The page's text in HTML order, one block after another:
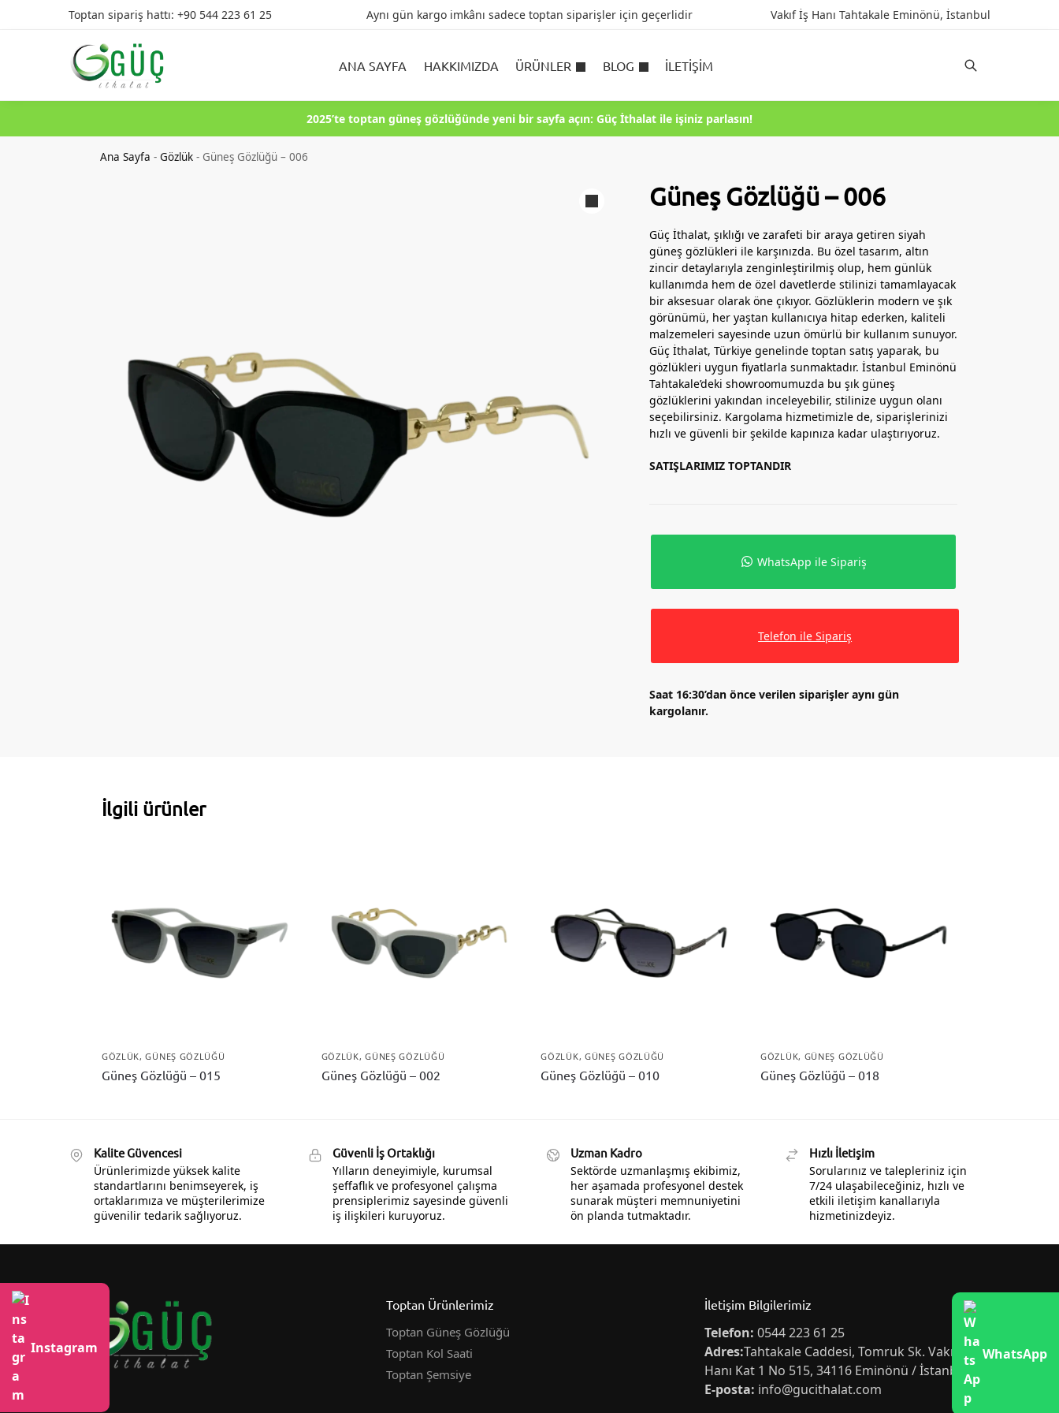
Toptan sipariş hattı: +90 544 223 61 25 Aynı gün kargo imkânı sadece toptan siparişler için geçerlidir Vakıf İş Hanı Tahtakale Eminönü, İstanbul
ANA SAYFA HAKKIMIZDA ÜRÜNLER BLOG İLETIŞIM
Ürün Arama
2025’te toptan güneş gözlüğünde yeni bir sayfa açın: Güç İthalat ile işiniz parlasın!
Ana Sayfa -Gözlük - Güneş Gözlüğü – 006
Güneş Gözlüğü – 006
Güç İthalat, şıklığı ve zarafeti bir araya getiren siyah
güneş gözlükleri ile karşınızda. Bu özel tasarım, altın
zincir detaylarıyla zenginleştirilmiş olup, hem günlük
kullanımda hem de özel davetlerde stilinizi tamamlayacak
bir aksesuar olarak öne çıkıyor. Gözlüklerin modern ve şık
görünümü, her yaştan kullanıcıya hitap ederken, kaliteli
malzemeleri sayesinde uzun ömürlü bir kullanım sunuyor.
Güç İthalat, Türkiye genelinde toptan satış yaparak, bu
gözlükleri uygun fiyatlarla sunmaktadır. İstanbul Eminönü
Tahtakale’deki showroomumuzda bu şık güneş
gözlüklerini yakından inceleyebilir, stilinize uygun olanı
seçebilirsiniz. Kargolama hizmetimizle de, siparişlerinizi
hızlı ve güvenli bir şekilde kapınıza kadar ulaştırıyoruz.
SATIŞLARIMIZ TOPTANDIR
WhatsApp ile Sipariş
Telefon ile Sipariş
Saat 16:30’dan önce verilen siparişler aynı gün
kargolanır.
İlgili ürünler
GÖZLÜK,GÜNEŞ GÖZLÜĞÜ
Güneş Gözlüğü – 015
GÖZLÜK,GÜNEŞ GÖZLÜĞÜ
Güneş Gözlüğü – 002
GÖZLÜK, GÜNEŞ GÖZLÜĞÜ
Güneş Gözlüğü – 010
GÖZLÜK, GÜNEŞ GÖZLÜĞÜ
Güneş Gözlüğü – 018
Kalite Güvencesi
Ürünlerimizde yüksek kalite
standartlarını benimseyerek, iş
ortaklarımıza ve müşterilerimize
güvenilir tedarik sağlıyoruz.
Güvenli İş Ortaklığı
Yılların deneyimiyle, kurumsal
şeffaflık ve profesyonel çalışma
prensiplerimiz sayesinde güvenli
iş ilişkileri kuruyoruz.
Uzman Kadro
Sektörde uzmanlaşmış ekibimiz,
her aşamada profesyonel destek
sunarak müşteri memnuniyetini
ön planda tutmaktadır.
Hızlı İletişim
Sorularınız ve talepleriniz için
7/24 ulaşabileceğiniz, hızlı ve
etkili iletişim kanallarıyla
hizmetinizdeyiz.
Toptan Ürünlerimiz
Toptan Güneş Gözlüğü
Toptan Kol Saati
Toptan Şemsiye
İletişim Bilgilerimiz
Telefon: 0544 223 61 25
Adres:Tahtakale Caddesi, Tomruk Sk. Vakıf İş
Hanı Kat 1 No 515, 34116 Eminönü / İstanbul
E-posta: info@gucithalat.com
Instagram WhatsApp